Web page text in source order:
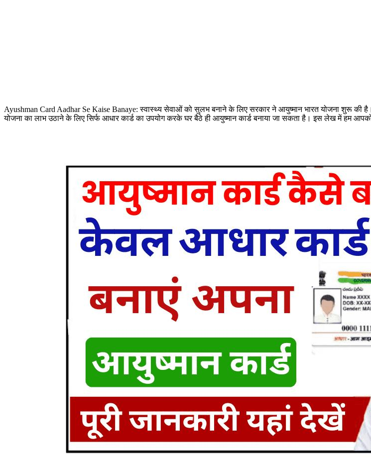
Ayushman Card Aadhar Se Kaise Banaye: स्वास्थ्य सेवाओं को सुलभ बनाने के लिए सरकार ने आयुष्मान भारत योजना शुरू की
योजना का लाभ उठाने के लिए सिर्फ आधार कार्ड का उपयोग करके घर बैठे ही आयुष्मान कार्ड बनाया जा सकता है। इस लेख में हम